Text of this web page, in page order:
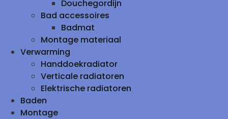
Douchegordijn
Bad accessoires
Badmat
Montage materiaal
Verwarming
Handdoekradiator
Verticale radiatoren
Elektrische radiatoren
Baden
Montage